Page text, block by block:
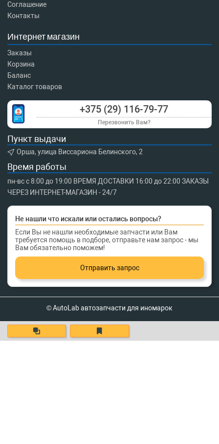
Соглашение
Контакты
Интернет магазин
Заказы
Корзина
Баланс
Каталог товаров
+375 (29) 116-79-77
Перезвонить Вам?
Пункт выдачи
Орша, улица Виссариона Белинского, 2
Время работы
пн-вс с 8:00 до 19:00 ВРЕМЯ ДОСТАВКИ 16:00 до 22:00 ЗАКАЗЫ
ЧЕРЕЗ ИНТЕРНЕТ-МАГАЗИН - 24/7
Не нашли что искали или остались вопросы?
Если Вы не нашли необходимые запчасти или Вам
требуется помощь в подборе, отправьте нам запрос - мы
Вам обязательно поможем!
Отправить запрос
© AutoLab автозапчасти для иномарок